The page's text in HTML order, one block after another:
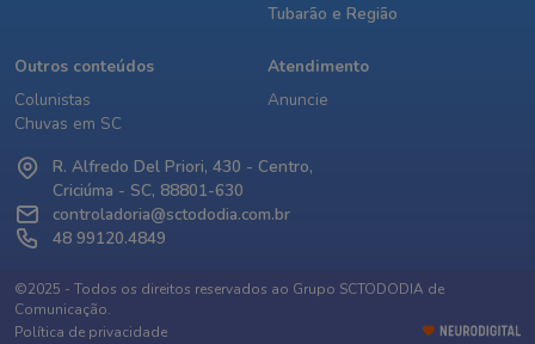
Tubarão e Região
Outros conteúdos
Colunistas
Chuvas em SC
Atendimento
Anuncie
R. Alfredo Del Priori, 430 - Centro,
Criciúma - SC, 88801-630
controladoria@sctododia.com.br
48 99120.4849
©2025 - Todos os direitos reservados ao Grupo SCTODODIA de
Comunicação.
Política de privacidade